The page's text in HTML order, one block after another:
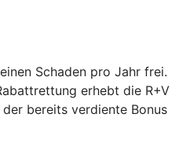
Schaden pro Jahr frei.
erhebt die R+V
bereits verdiente Bonus